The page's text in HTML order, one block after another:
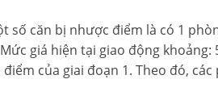
căn bị nhược điểm là có 1
giá hiện tại giao động
của giai đoạn 1. Theo đó,